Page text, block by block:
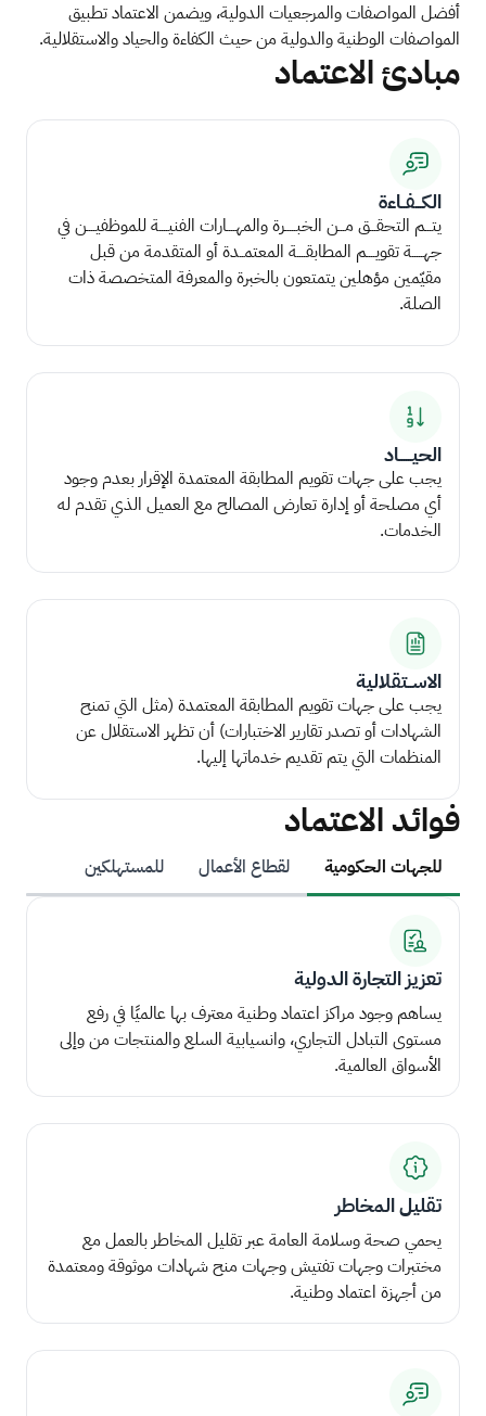
أفضل المواصفات والمرجعيات الدولية، ويضمن الاعتماد تطبيق
المواصفات الوطنية والدولية من حيث الكفاءة والحياد والاستقلالية.
مبادئ الاعتماد
الكـــفــاءة
يتـــم التحقـــق مـــن الخبـــــرة والمهــــارات الفنيــــة للموظفيــــن في
جهـــــة تقويــــم المطابقــــة المعتمــدة أو المتقدمة من قبل
مقيّمين مؤهلين يتمتعون بالخبرة والمعرفة المتخصصة ذات
الصلة.
الحيــــــاد
يجب على جهات تقويم المطابقة المعتمدة الإقرار بعدم وجود
أي مصلحة أو إدارة تعارض المصالح مع العميل الذي تقدم له
الخدمات.
الاســتقلالية
يجب على جهات تقويم المطابقة المعتمدة (مثل التي تمنح
الشهادات أو تصدر تقارير الاختبارات) أن تظهر الاستقلال عن
المنظمات التي يتم تقديم خدماتها إليها.
فوائد الاعتماد
للجهات الحكومية لقطاع الأعمال للمستهلكين
تعزيز التجارة الدولية
يساهم وجود مراكز اعتماد وطنية معترف بها عالميًا في رفع
مستوى التبادل التجاري، وانسيابية السلع والمنتجات من وإلى
الأسواق العالمية.
تقليل المخاطر
يحمي صحة وسلامة العامة عبر تقليل المخاطر بالعمل مع
مختبرات وجهات تفتيش وجهات منح شهادات موثوقة ومعتمدة
من أجهزة اعتماد وطنية.